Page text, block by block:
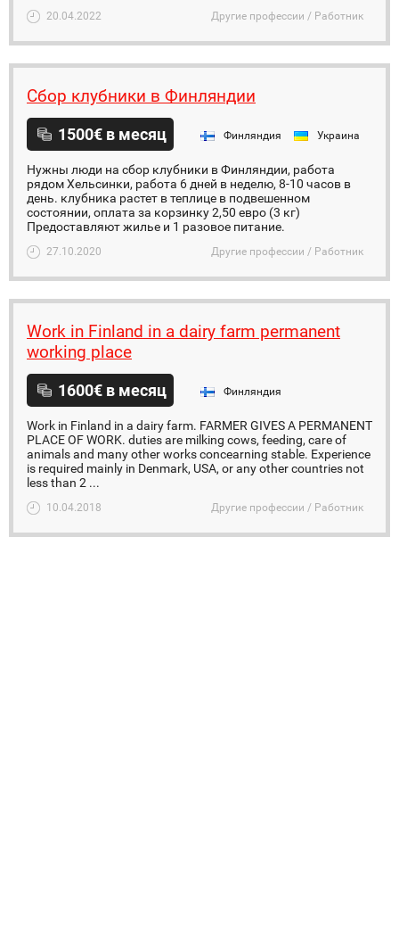
20.04.2022 Другие профессии / Работник
Сбор клубники в Финляндии
1500€ в месяц Финляндия Украина
Нужны люди на сбор клубники в Финляндии, работа
рядом Хельсинки, работа 6 дней в неделю, 8-10 часов в
день. клубника растет в теплице в подвешенном
состоянии, оплата за корзинку 2,50 евро (3 кг)
Предоставляют жилье и 1 разовое питание.
27.10.2020 Другие профессии / Работник
Work in Finland in a dairy farm permanent
working place
1600€ в месяц Финляндия
Work in Finland in a dairy farm. FARMER GIVES A PERMANENT
PLACE OF WORK. duties are milking cows, feeding, care of
animals and many other works concearning stable. Experience
is required mainly in Denmark, USA, or any other countries not
less than 2 ...
10.04.2018 Другие профессии / Работник